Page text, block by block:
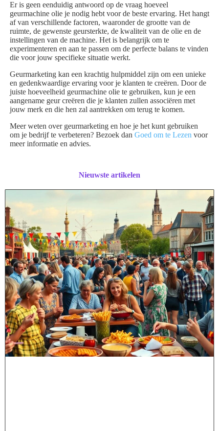
Er is geen eenduidig antwoord op de vraag hoeveel
geurmachine olie je nodig hebt voor de beste ervaring. Het hangt
af van verschillende factoren, waaronder de grootte van de
ruimte, de gewenste geursterkte, de kwaliteit van de olie en de
instellingen van de machine. Het is belangrijk om te
experimenteren en aan te passen om de perfecte balans te vinden
die voor jouw specifieke situatie werkt.
Geurmarketing kan een krachtig hulpmiddel zijn om een unieke
en gedenkwaardige ervaring voor je klanten te creëren. Door de
juiste hoeveelheid geurmachine olie te gebruiken, kun je een
aangename geur creëren die je klanten zullen associëren met
jouw merk en die hen zal aantrekken om terug te komen.
Meer weten over geurmarketing en hoe je het kunt gebruiken
om je bedrijf te verbeteren? Bezoek dan Goed om te Lezen voor
meer informatie en advies.
Nieuwste artikelen